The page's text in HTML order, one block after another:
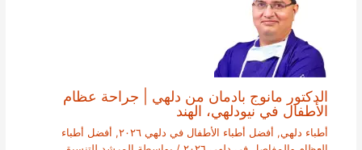
الدكتور مانوج بادمان من دلهي | جراحة عظام
الأطفال في نيودلهي، الهند
أطباء دلهي, أفضل أطباء الأطفال في دلهي ٢٠٢٦ , أفضل أطباء